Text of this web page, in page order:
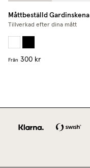
Måttbeställd Gardinskena
Tillverkad efter dina mått
Från 300 kr